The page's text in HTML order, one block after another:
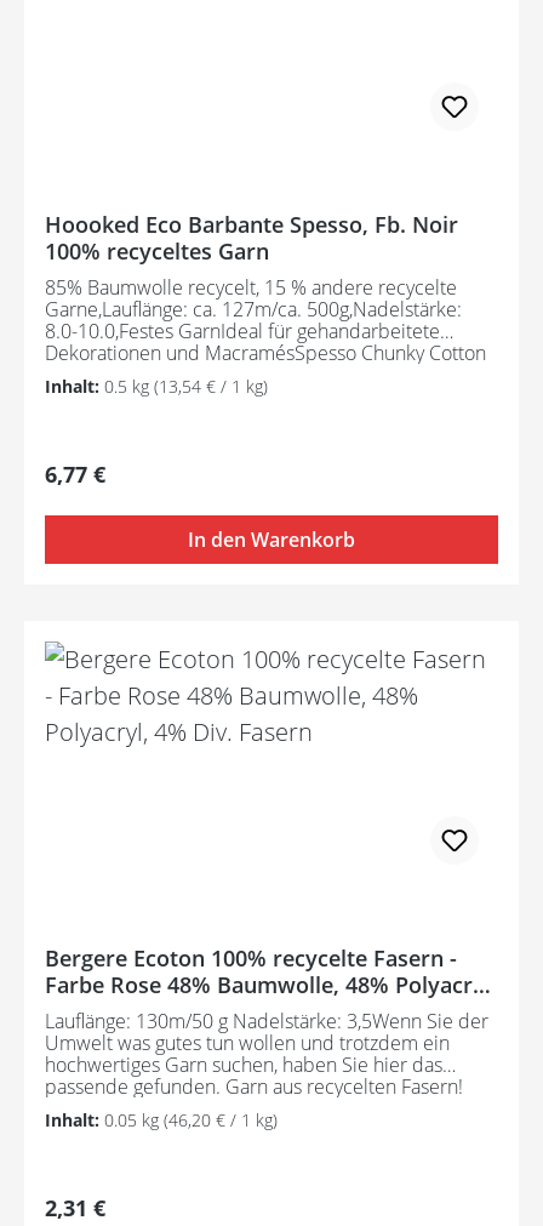
Hoooked Eco Barbante Spesso, Fb. Noir
100% recyceltes Garn
85% Baumwolle recycelt, 15 % andere recycelte
Garne,Lauflänge: ca. 127m/ca. 500g,Nadelstärke:
8.0-10.0,Festes GarnIdeal für gehandarbeitete
Dekorationen und MacramésSpesso Chunky Cotton
wird aus Textilabfällen hergestellt und ist daher ein
umweltfreundliches Garn. Der Herstellungsprozess
Inhalt: 0.5 kg (13,54 € / 1 kg)
Regulärer Preis:
6,77 €
In den Warenkorb
Bergere Ecoton 100% recycelte Fasern -
Farbe Rose 48% Baumwolle, 48% Polyacryl,
4% Div. Fasern
Lauflänge: 130m/50 g Nadelstärke: 3,5Wenn Sie der
Umwelt was gutes tun wollen und trotzdem ein
hochwertiges Garn suchen, haben Sie hier das
passende gefunden. Garn aus recycelten Fasern!
Pflegeanleitung:Waschbar bei 30°C - sehr schonend
/ Wolle(Wollschleudern / nicht schleudern)
Inhalt: 0.05 kg (46,20 € / 1 kg)
Regulärer Preis:
2,31 €